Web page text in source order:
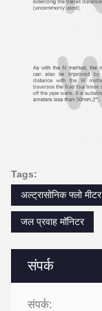
संपर्क
संपर्क:
Tags:
अल्ट्रासोनिक फ्लो मीटर
जल प्रवाह मॉनिटर